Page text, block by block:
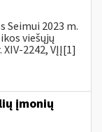
Seimui 2023 m.
viešųjų
2242, VĮĮ[1]
įmonių